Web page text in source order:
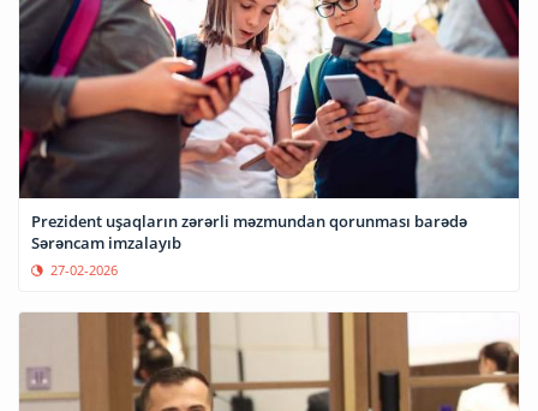
Prezident uşaqların zərərli məzmundan qorunması barədə
Sərəncam imzalayıb
27-02-2026